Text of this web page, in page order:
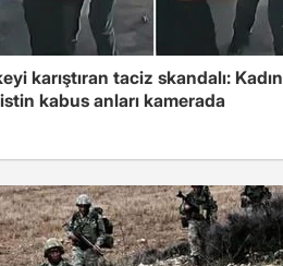
karıştıran taciz skandalı: Kadın
kabus anları kamerada